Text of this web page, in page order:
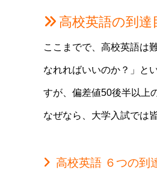
高校英語の到達
ここまでで、高校英語は
なれればいいのか？」と
すが、偏差値50後半以上
なぜなら、大学入試では
高校英語 ６つの到